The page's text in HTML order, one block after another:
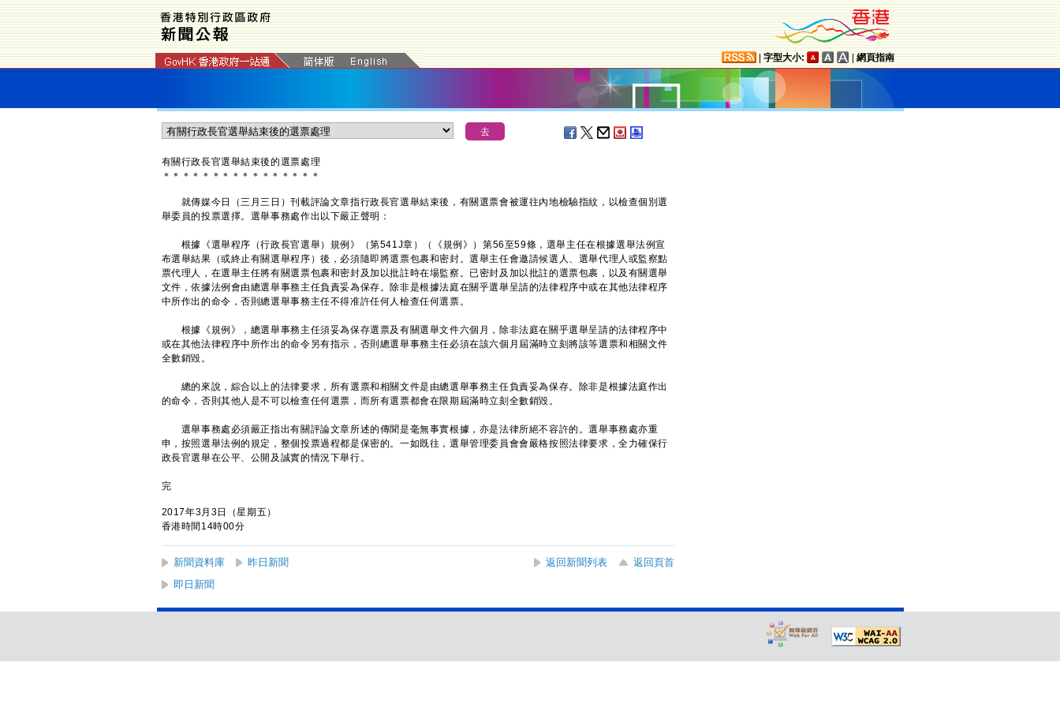
字型大小: 網頁指南
有關行政長官選舉結束後的選票處理
＊ ＊ ＊ ＊ ＊ ＊ ＊ ＊ ＊ ＊ ＊ ＊ ＊ ＊ ＊ ＊
就傳媒今日（三月三日）刊載評論文章指行政長官選舉結束後，有關選票會被運往內地檢驗指紋，以檢查個別選
舉委員的投票選擇。選舉事務處作出以下嚴正聲明：
根據《選舉程序（行政長官選舉）規例》（第541J章）（《規例》）第56至59條，選舉主任在根據選舉法例宣
布選舉結果（或終止有關選舉程序）後，必須隨即將選票包裹和密封。選舉主任會邀請候選人、選舉代理人或監察點
票代理人，在選舉主任將有關選票包裹和密封及加以批註時在場監察。已密封及加以批註的選票包裹，以及有關選舉
文件，依據法例會由總選舉事務主任負責妥為保存。除非是根據法庭在關乎選舉呈請的法律程序中或在其他法律程序
中所作出的命令，否則總選舉事務主任不得准許任何人檢查任何選票。
根據《規例》，總選舉事務主任須妥為保存選票及有關選舉文件六個月，除非法庭在關乎選舉呈請的法律程序中
或在其他法律程序中所作出的命令另有指示，否則總選舉事務主任必須在該六個月屆滿時立刻將該等選票和相關文件
全數銷毀。
總的來說，綜合以上的法律要求，所有選票和相關文件是由總選舉事務主任負責妥為保存。除非是根據法庭作出
的命令，否則其他人是不可以檢查任何選票，而所有選票都會在限期屆滿時立刻全數銷毀。
選舉事務處必須嚴正指出有關評論文章所述的傳聞是毫無事實根據，亦是法律所絕不容許的。選舉事務處亦重
申，按照選舉法例的規定，整個投票過程都是保密的。一如既往，選舉管理委員會會嚴格按照法律要求，全力確保行
政長官選舉在公平、公開及誠實的情況下舉行。
完
2017年3月3日（星期五）
香港時間14時00分
新聞資料庫 昨日新聞 返回新聞列表
返回頁首
即日新聞